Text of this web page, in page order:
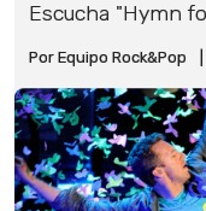
Escucha "Hymn
Por Equipo Rock&Pop